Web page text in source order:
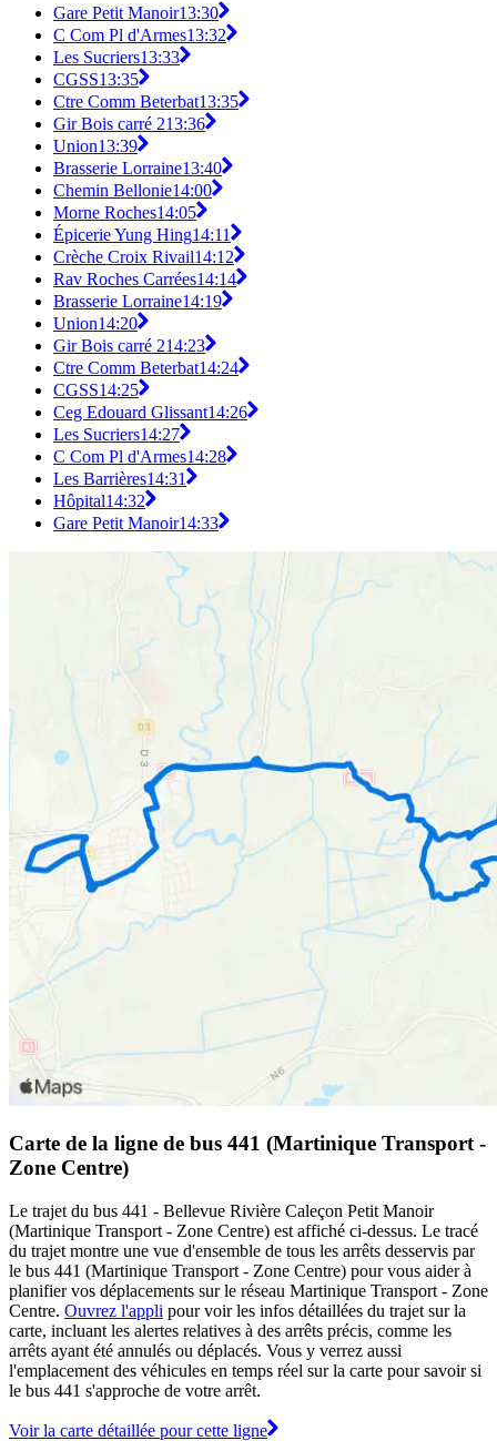
Gare Petit Manoir13:30
C Com Pl d'Armes13:32
Les Sucriers13:33
CGSS13:35
Ctre Comm Beterbat13:35
Gir Bois carré 213:36
Union13:39
Brasserie Lorraine13:40
Chemin Bellonie14:00
Morne Roches14:05
Épicerie Yung Hing14:11
Crèche Croix Rivail14:12
Rav Roches Carrées14:14
Brasserie Lorraine14:19
Union14:20
Gir Bois carré 214:23
Ctre Comm Beterbat14:24
CGSS14:25
Ceg Edouard Glissant14:26
Les Sucriers14:27
C Com Pl d'Armes14:28
Les Barrières14:31
Hôpital14:32
Gare Petit Manoir14:33
Carte de la ligne de bus 441 (Martinique Transport -
Zone Centre)
Le trajet du bus 441 - Bellevue Rivière Caleçon Petit Manoir
(Martinique Transport - Zone Centre) est affiché ci-dessus. Le tracé
du trajet montre une vue d'ensemble de tous les arrêts desservis par
le bus 441 (Martinique Transport - Zone Centre) pour vous aider à
planifier vos déplacements sur le réseau Martinique Transport - Zone
Centre. Ouvrez l'appli pour voir les infos détaillées du trajet sur la
carte, incluant les alertes relatives à des arrêts précis, comme les
arrêts ayant été annulés ou déplacés. Vous y verrez aussi
l'emplacement des véhicules en temps réel sur la carte pour savoir si
le bus 441 s'approche de votre arrêt.
Voir la carte détaillée pour cette ligne